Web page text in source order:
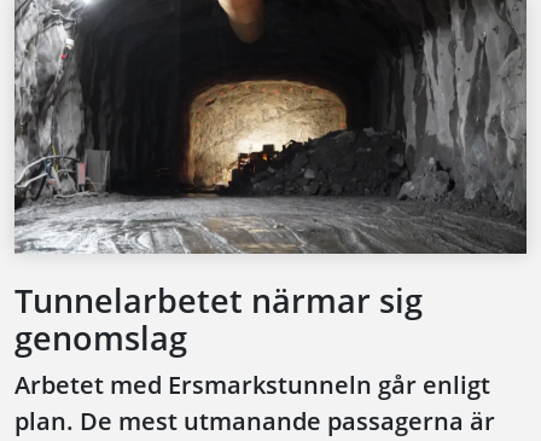
Tunnelarbetet närmar sig
genomslag
Arbetet med Ersmarkstunneln går enligt
plan. De mest utmanande passagerna är